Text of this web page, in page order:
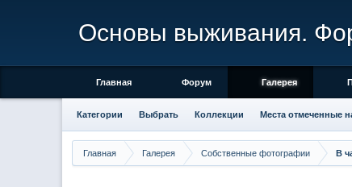
Главная Галерея Собственные фотографии В
Основы выживания.
Главная Форум Галерея
Категории Выбрать Коллекции Места отмеченные